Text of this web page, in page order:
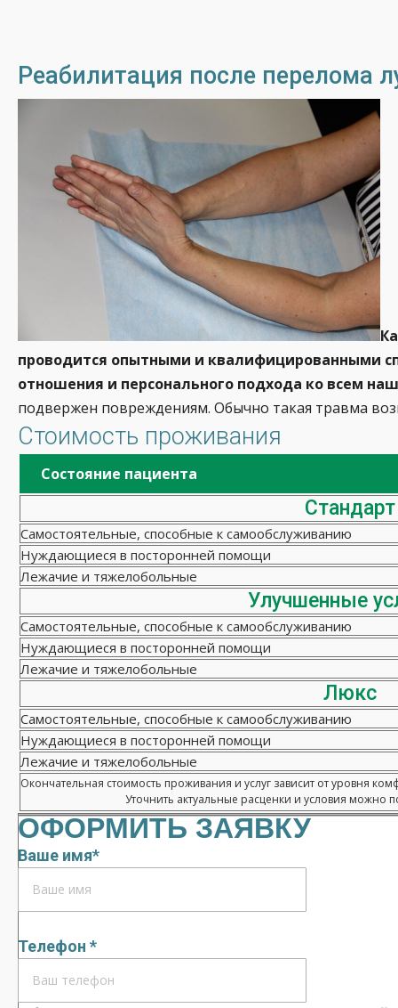
Реабилитация после перелома
проводится опытными и квалифицированными
отношения и персонального подхода ко всем
подвержен повреждениям. Обычно такая травма
Стоимость проживания
Состояние пациента
Стандарт
Самостоятельные, способные к самообслуживанию
Нуждающиеся в посторонней помощи
Лежачие и тяжелобольные
Улучшенные
Самостоятельные, способные к самообслуживанию
Нуждающиеся в посторонней помощи
Лежачие и тяжелобольные
Люкс
Самостоятельные, способные к самообслуживанию
Нуждающиеся в посторонней помощи
Лежачие и тяжелобольные
Окончательная стоимость проживания и услуг зависит от уровня
Уточнить актуальные расценки и условия можно
ОФОРМИТЬ ЗАЯВКУ
Ваше имя*
Телефон *